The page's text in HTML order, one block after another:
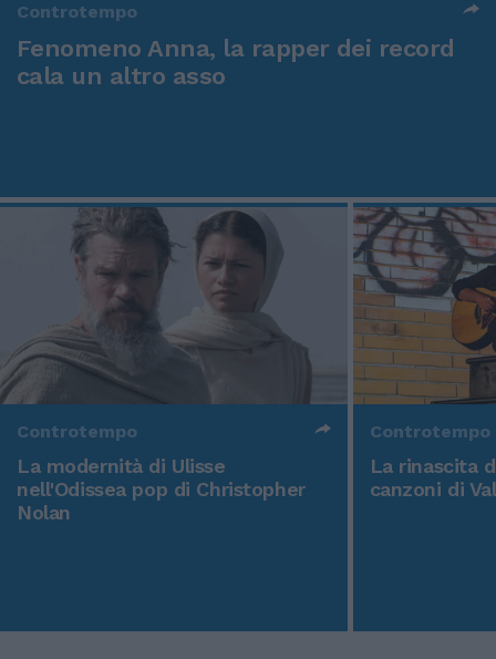
Controtempo
Fenomeno Anna, la rapper dei record
cala un altro asso
Controtempo
La modernità di Ulisse
nell'Odissea pop di Christopher
Nolan
Controtempo
La rinascita
canzoni di